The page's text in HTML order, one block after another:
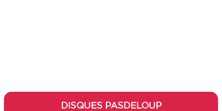
DISQUES PASDELOUP